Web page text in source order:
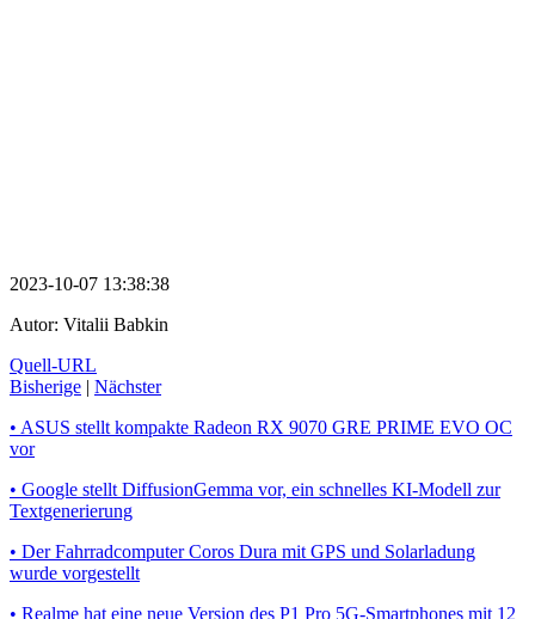
2023-10-07 13:38:38
Autor: Vitalii Babkin
Quell-URL
Bisherige | Nächster
• ASUS stellt kompakte Radeon RX 9070 GRE PRIME EVO OC
vor
• Google stellt DiffusionGemma vor, ein schnelles KI-Modell zur
Textgenerierung
• Der Fahrradcomputer Coros Dura mit GPS und Solarladung
wurde vorgestellt
• Realme hat eine neue Version des P1 Pro 5G-Smartphones mit 12